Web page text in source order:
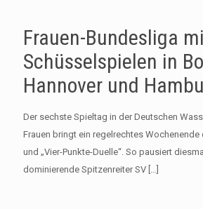
Frauen-Bundesliga
Schüsselspielen in
Hannover und
Der sechste Spieltag in der Deutschen
Frauen bringt ein regelrechtes
und „Vier-Punkte-Duelle“. So pausiert
dominierende Spitzenreiter SV […]